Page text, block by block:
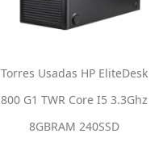
Torres Usadas HP EliteDesk
800 G1 TWR Core I5 3.3Ghz
8GBRAM 240SSD